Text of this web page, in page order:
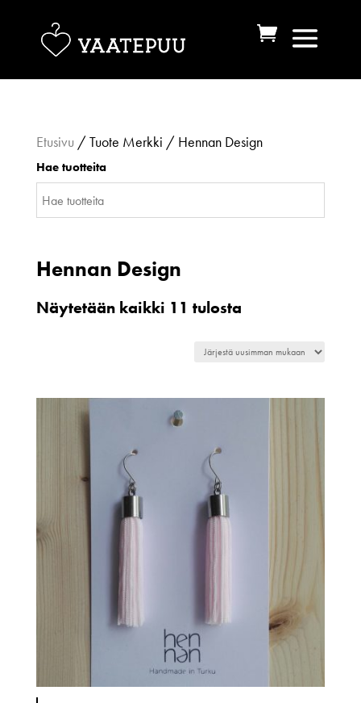
Etusivu / Tuote Merkki / Hennan Design
Hae tuotteita
Hennan Design
Näytetään kaikki 11 tulostaSorted